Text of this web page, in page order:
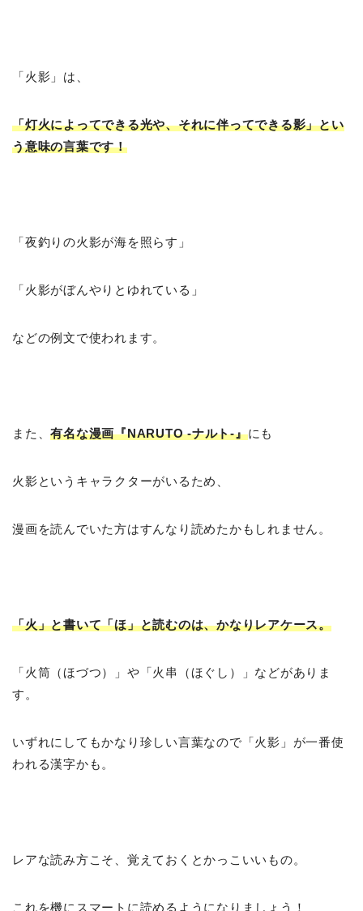
「火影」は、
「灯火によってできる光や、それに伴ってできる影」とい
う意味の言葉です！
「夜釣りの火影が海を照らす」
「火影がぼんやりとゆれている」
などの例文で使われます。
また、有名な漫画『NARUTO -ナルト-』にも
火影というキャラクターがいるため、
漫画を読んでいた方はすんなり読めたかもしれません。
「火」と書いて「ほ」と読むのは、かなりレアケース。
「火筒（ほづつ）」や「火串（ほぐし）」などがありま
す。
いずれにしてもかなり珍しい言葉なので「火影」が一番使
われる漢字かも。
レアな読み方こそ、覚えておくとかっこいいもの。
これを機にスマートに読めるようになりましょう！